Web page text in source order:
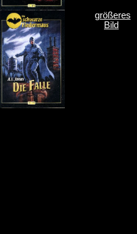
größeres
Bild